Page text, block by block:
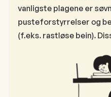
vanligste plagene er
pusteforstyrrelser og
(f.eks. rastløse bein).